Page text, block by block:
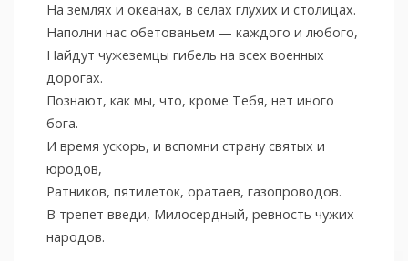
На землях и океанах, в селах глухих и столицах.
Наполни нас обетованьем — каждого и любого,
Найдут чужеземцы гибель на всех военных
дорогах.
Познают, как мы, что, кроме Тебя, нет иного
бога.
И время ускорь, и вспомни страну святых и
юродов,
Ратников, пятилеток, оратаев, газопроводов.
В трепет введи, Милосердный, ревность чужих
народов.